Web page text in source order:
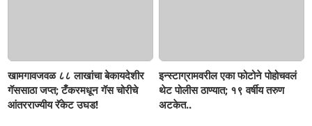
खामगावजवळ ८८ लाखांचा बेकायदेशीर
गॅससाठा जप्त; टँकरमधून गॅस चोरीचे
आंतरराज्यीय रॅकेट उघड!
इन्स्टाग्रामवरील एका फोटोने पोहोचवलं
थेट पोलीस ठाण्यात; १९ वर्षीय तरुण
अटकेत..